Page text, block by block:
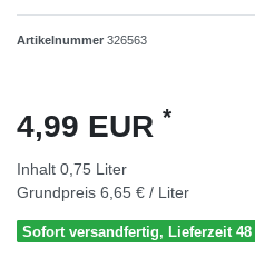
Artikelnummer 326563
4,99 EUR *
Inhalt 0,75 Liter
Grundpreis 6,65 € / Liter
Sofort versandfertig, Lieferzeit